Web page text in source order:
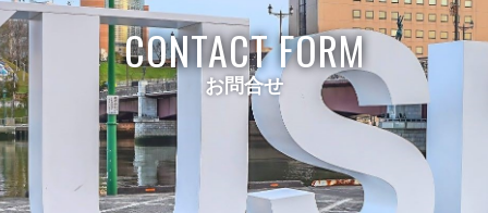
CONTACT FORM
お問合せ